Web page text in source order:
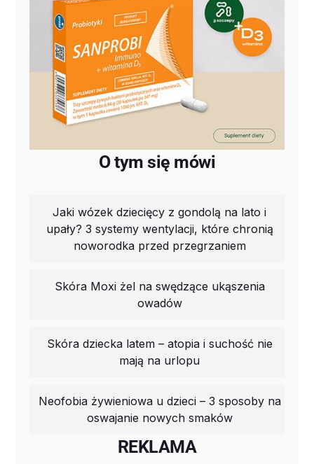
O tym się mówi
Jaki wózek dziecięcy z gondolą na lato i
upały? 3 systemy wentylacji, które chronią
noworodka przed przegrzaniem
Skóra Moxi żel na swędzące ukąszenia
owadów
Skóra dziecka latem – atopia i suchość nie
mają na urlopu
Neofobia żywieniowa u dzieci – 3 sposoby na
oswajanie nowych smaków
REKLAMA